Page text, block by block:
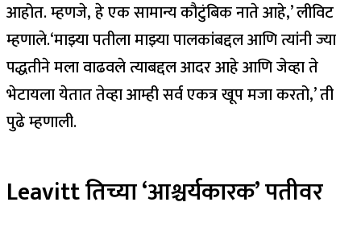
आहोत. म्हणजे, हे एक सामान्य कौटुंबिक नाते आहे,’ लीविट
म्हणाले.‘माझ्या पतीला माझ्या पालकांबद्दल आणि त्यांनी ज्या
पद्धतीने मला वाढवले ​​त्याबद्दल आदर आहे आणि जेव्हा ते
भेटायला येतात तेव्हा आम्ही सर्व एकत्र खूप मजा करतो,’ ती
पुढे म्हणाली.
Leavitt तिच्या ‘आश्चर्यकारक’ पतीवर